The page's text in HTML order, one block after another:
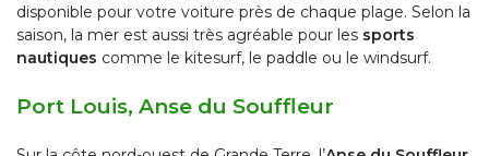
disponible pour votre voiture près de chaque plage. Selon la
saison, la mer est aussi très agréable pour les sports
nautiques comme le kitesurf, le paddle ou le windsurf.
Port Louis, Anse du Souffleur